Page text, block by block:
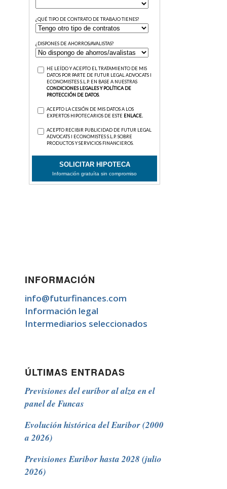
INFORMACIÓN
info@futurfinances.com
Información legal
Intermediarios seleccionados
ÚLTIMAS ENTRADAS
Previsiones del euríbor al alza en el
panel de Funcas
Evolución histórica del Euribor (2000
a 2026)
Previsiones Euribor hasta 2028 (julio
2026)